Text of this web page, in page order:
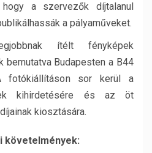
hogy a szervezők díjtalanul
a pályaműveket.
ítélt fényképek
bemutatva Budapestenа B44
fotókiállításon sor kerül a
kihirdetésére és az öt
kiosztására.
követelmények: